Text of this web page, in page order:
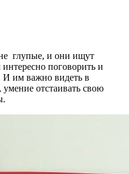
глупые, и они ищут
поговорить и
И им важно видеть в
отстаивать свою